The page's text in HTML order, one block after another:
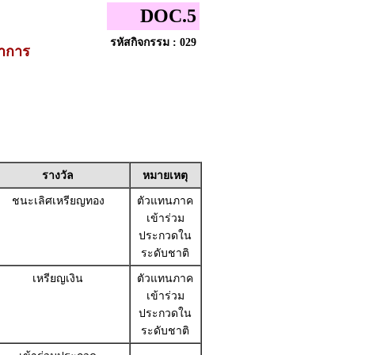
การ
DOC.5
รหัสกิจกรรม : 029
รางวัล
หมายเหตุ
ชนะเลิศเหรียญทอง
ตัวแทนภาค
เข้าร่วม
ประกวดใน
ระดับชาติ
เหรียญเงิน
ตัวแทนภาค
เข้าร่วม
ประกวดใน
ระดับชาติ